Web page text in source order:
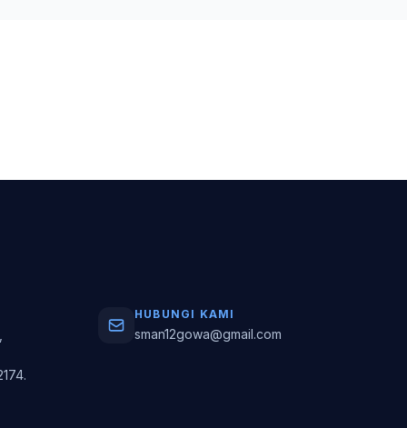
HUBUNGI KAMI
sman12gowa@gmail.com